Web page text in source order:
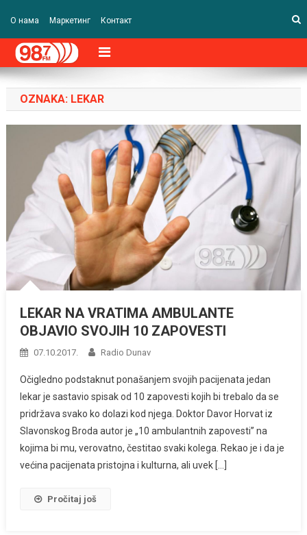
О нама Маркетинг Контакт
OZNAKA: LEKAR
LEKAR NA VRATIMA AMBULANTE
OBJAVIO SVOJIH 10 ZAPOVESTI
07.10.2017. Radio Dunav
Očigledno podstaknut ponašanjem svojih pacijenata jedan
lekar je sastavio spisak od 10 zapovesti kojih bi trebalo da se
pridržava svako ko dolazi kod njega. Doktor Davor Horvat iz
Slavonskog Broda autor je „10 ambulantnih zapovesti” na
kojima bi mu, verovatno, čestitao svaki kolega. Rekao je i da je
većina pacijenata pristojna i kulturna, ali uvek […]
Pročitaj još